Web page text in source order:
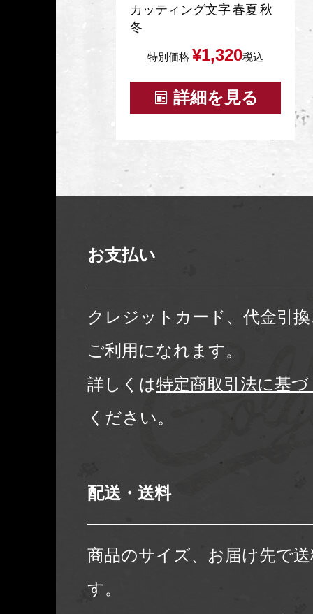
カッティング文字 春夏 秋
冬
特別価格 ¥1,320税込
詳細を見る
お支払い
クレジットカード、代金引
ご利用になれます。
詳しくは特定商取引法に基
ください。
配送・送料
商品のサイズ、お届け先で
す。